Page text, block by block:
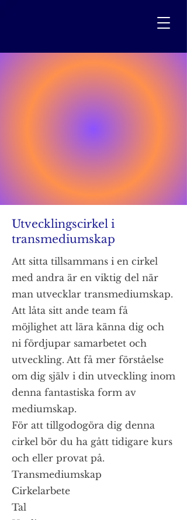
Utvecklingscirkel i
transmediumskap
Att sitta tillsammans i en cirkel
med andra är en viktig del när
man utvecklar transmediumskap.
Att låta sitt ande team få
möjlighet att lära känna dig och
ni fördjupar samarbetet och
utveckling. Att få mer förståelse
om dig själv i din utveckling inom
denna fantastiska form av
mediumskap.
För att tillgodogöra dig denna
cirkel bör du ha gått tidigare kurs
och eller provat på.
Transmediumskap
Cirkelarbete
Tal